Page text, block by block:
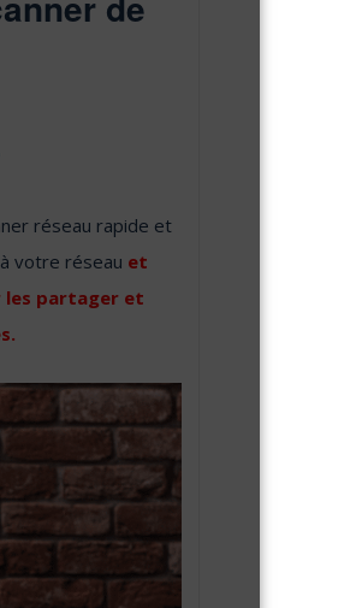
réseau rapide et
votre réseau et
les partager et